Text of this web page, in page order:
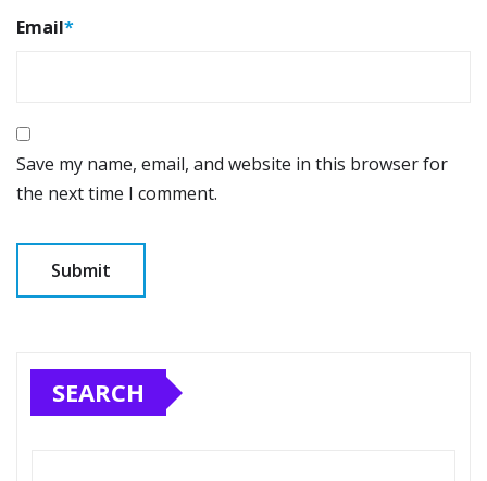
Email*
Save my name, email, and website in this browser for
the next time I comment.
SEARCH